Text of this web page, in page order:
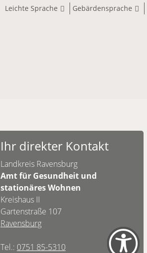
Leichte Sprache Gebärdensprache
Ihr direkter Kontakt
Landkreis Ravensburg
Amt für Gesundheit und
stationäres Wohnen
Kreishaus II
Gartenstraße 107
Ravensburg
Tel.: 0751 85-5310